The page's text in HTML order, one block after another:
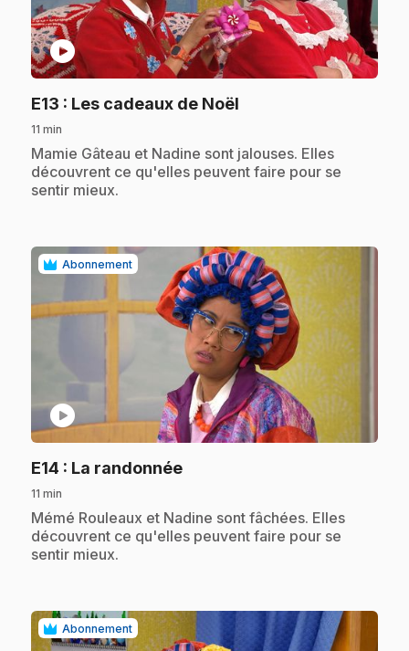
play_circle
E13 : Les cadeaux de Noël
11 min
.Mamie Gâteau et Nadine sont jalouses. Elles
découvrent ce qu'elles peuvent faire pour se
sentir mieux.
Abonnement
play_circle
E14 : La randonnée.
11 min
.Mémé Rouleaux et Nadine sont fâchées. Elles
découvrent ce qu'elles peuvent faire pour se
sentir mieux.
Abonnement